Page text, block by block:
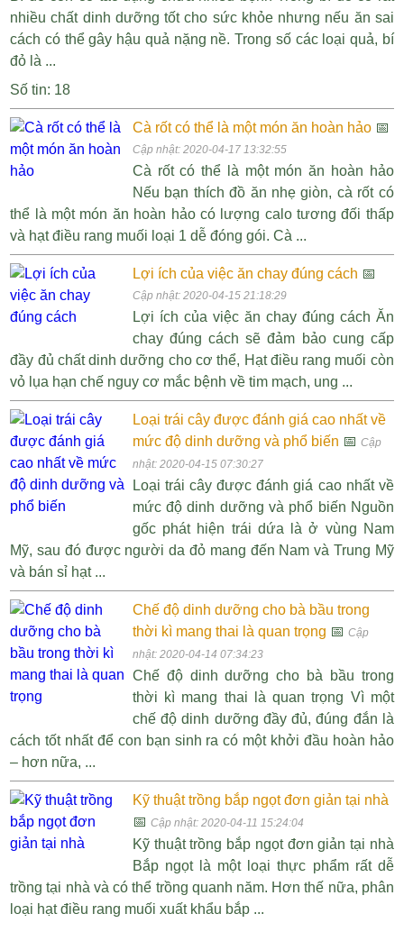
nhiều chất dinh dưỡng tốt cho sức khỏe nhưng nếu ăn sai
cách có thể gây hậu quả nặng nề. Trong số các loại quả, bí
đỏ là ...
Số tin: 18
Cà rốt có thể là một món ăn hoàn hảo📅
Cập nhật: 2020-04-17 13:32:55
Cà rốt có thể là một món ăn hoàn hảo
Nếu bạn thích đồ ăn nhẹ giòn, cà rốt có
thể là một món ăn hoàn hảo có lượng calo tương đối thấp
và hạt điều rang muối loại 1 dễ đóng gói. Cà ...
Lợi ích của việc ăn chay đúng cách 📅
Cập nhật: 2020-04-15 21:18:29
Lợi ích của việc ăn chay đúng cách Ăn
chay đúng cách sẽ đảm bảo cung cấp
đầy đủ chất dinh dưỡng cho cơ thể, Hạt điều rang muối còn
vỏ lụa hạn chế nguy cơ mắc bệnh về tim mạch, ung ...
Loại trái cây được đánh giá cao nhất về
mức độ dinh dưỡng và phổ biến 📅 Cập
nhật: 2020-04-15 07:30:27
Loại trái cây được đánh giá cao nhất về
mức độ dinh dưỡng và phổ biến Nguồn
gốc phát hiện trái dứa là ở vùng Nam
Mỹ, sau đó được người da đỏ mang đến Nam và Trung Mỹ
và bán sỉ hạt ...
Chế độ dinh dưỡng cho bà bầu trong
thời kì mang thai là quan trọng 📅 Cập
nhật: 2020-04-14 07:34:23
Chế độ dinh dưỡng cho bà bầu trong
thời kì mang thai là quan trọng Vì một
chế độ dinh dưỡng đầy đủ, đúng đắn là
cách tốt nhất để con bạn sinh ra có một khởi đầu hoàn hảo
– hơn nữa, ...
Kỹ thuật trồng bắp ngọt đơn giản tại nhà
📅 Cập nhật: 2020-04-11 15:24:04
Kỹ thuật trồng bắp ngọt đơn giản tại nhà
Bắp ngọt là một loại thực phẩm rất dễ
trồng tại nhà và có thể trồng quanh năm. Hơn thế nữa, phân
loại hạt điều rang muối xuất khẩu bắp ...